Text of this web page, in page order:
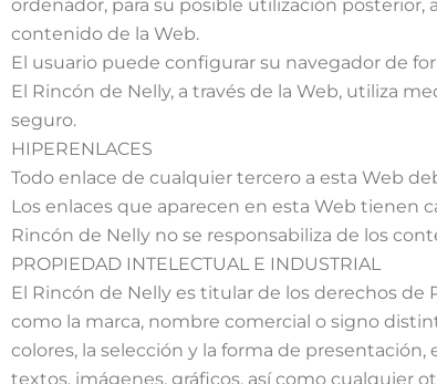
ordenador, para su posible utilización
contenido de la Web.
El usuario puede configurar su navegador de
El Rincón de Nelly, a través de la Web, utiliza
seguro.
HIPERENLACES
Todo enlace de cualquier tercero a esta Web
Los enlaces que aparecen en esta Web tienen
Rincón de Nelly no se responsabiliza de los
PROPIEDAD INTELECTUAL E INDUSTRIAL
El Rincón de Nelly es titular de los derechos
como la marca, nombre comercial o signo
colores, la selección y la forma de
textos, imágenes, gráficos, así como cualquier